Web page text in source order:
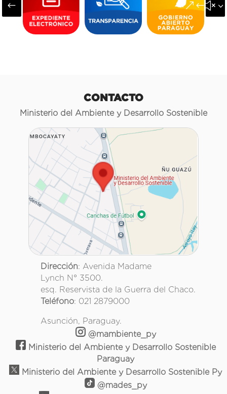
#
CONTACTO
Ministerio del Ambiente y Desarrollo Sostenible
Dirección: Avenida Madame
Lynch N° 3500.
esq. Reservista de la Guerra del Chaco.
Teléfono: 021 2879000
Asunción, Paraguay.
@mambiente_py
Ministerio del Ambiente y Desarrollo Sostenible
Paraguay
Ministerio del Ambiente y Desarrollo Sostenible Py
@mades_py